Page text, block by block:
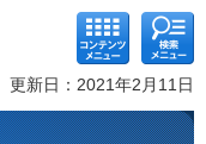
コンテ
ンツメ
ニュー
検索メ
ニュー
更新日：2021年2月11日